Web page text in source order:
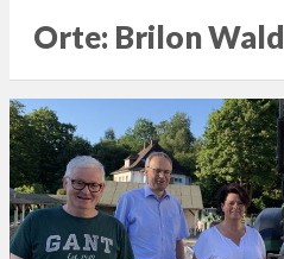
Orte: Brilon Wald